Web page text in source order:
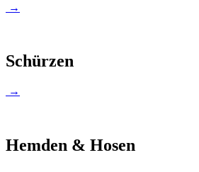
→
Schürzen
→
Hemden & Hosen